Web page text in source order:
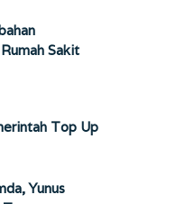
Sakit
Top Up
Yunus